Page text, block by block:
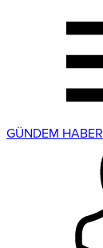
GÜNDEM HABER